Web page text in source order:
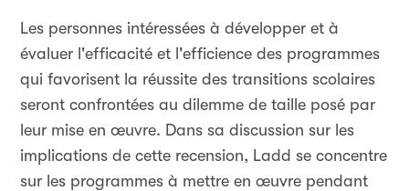
Les personnes intéressées à développer et à
évaluer l'efficacité et l'efficience des programmes
qui favorisent la réussite des transitions scolaires
seront confrontées au dilemme de taille posé par
leur mise en œuvre. Dans sa discussion sur les
implications de cette recension, Ladd se concentre
sur les programmes à mettre en œuvre pendant